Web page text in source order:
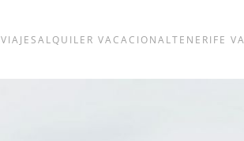
VIAJESALQUILER VACACIONALTENERIFE